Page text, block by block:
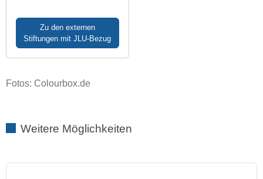
Zu den externen
Stiftungen mit JLU-Bezug
Fotos: Colourbox.de
Weitere Möglichkeiten